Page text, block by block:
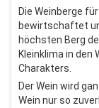
Die Weinberge
bewirtschaftet
höchsten Berg
Kleinklima in den
Charakters.
Der Wein wird
Wein nur so